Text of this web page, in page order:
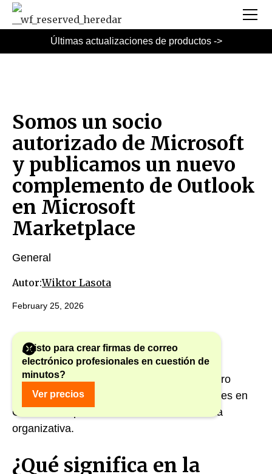
Últimas actualizaciones de productos ->
Somos un socio
autorizado de Microsoft
y publicamos un nuevo
complemento de Outlook
en Microsoft
Marketplace
General
Autor:Wiktor Lasota
February 25, 2026
¿Listo para crear firmas de correo
electrónico profesionales en cuestión de
minutos?
Ver precios
¿No quieres leer? Crea una cuenta y nuestro
asistente te ayudará a lanzar firmas centrales en
Outlook e implementar la solución de forma
organizativa.
¿Qué significa en la